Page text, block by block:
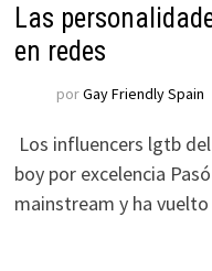
Las
en redes
porGay Friendly Spain
Los influencers lgtb
boy por excelencia
mainstream y ha